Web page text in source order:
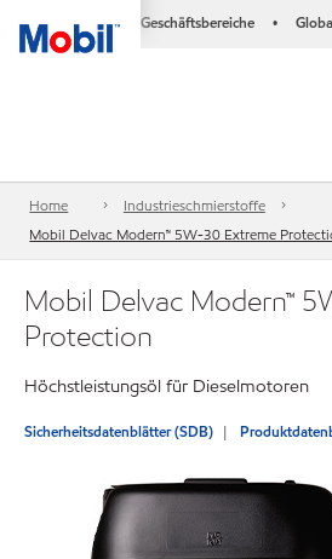
Geschäftsbereiche •
Home
Industrieschmierstoffe
Mobil Delvac Modern™ 5W-30 Extreme
Mobil Delvac Modern™
Protection
Höchstleistungsöl für Dieselmotoren
Sicherheitsdatenblätter (SDB)